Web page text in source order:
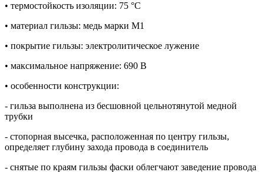
• термостойкость изоляции: 75 °C
• материал гильзы: медь марки М1
• покрытие гильзы: электролитическое лужение
• максимальное напряжение: 690 В
• особенности конструкции:
- гильза выполнена из бесшовной цельнотянутой медной
трубки
- стопорная высечка, расположенная по центру гильзы,
определяет глубину захода провода в соединитель
- снятые по краям гильзы фаски облегчают заведение провода